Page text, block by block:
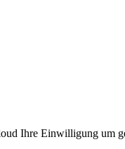
Ihre Einwilligung um